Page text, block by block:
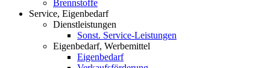
Brennstoffe
Service, Eigenbedarf
Dienstleistungen
Sonst. Service-Leistungen
Eigenbedarf, Werbemittel
Eigenbedarf